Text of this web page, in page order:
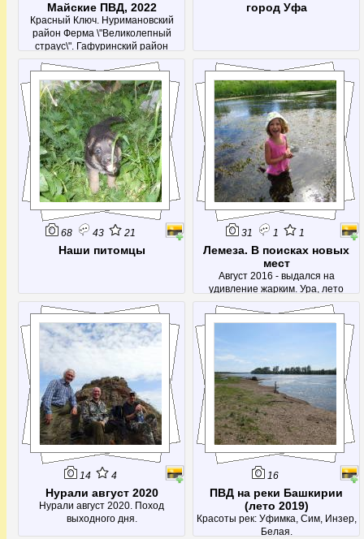
Майские ПВД, 2022
Красный Ключ. Нуримановский
район Ферма \"Великолепный
страус\". Гафуринский район
город Уфа
68 43 21
Наши питомцы
31 1 1
Лемеза. В поисках новых
мест
Август 2016 - выдался на
удивление жарким. Ура, лето
продолжается!
14 4
Нурали август 2020
Нурали август 2020. Поход
выходного дня.
16
ПВД на реки Башкирии
(лето 2019)
Красоты рек: Уфимка, Сим, Инзер,
Белая.